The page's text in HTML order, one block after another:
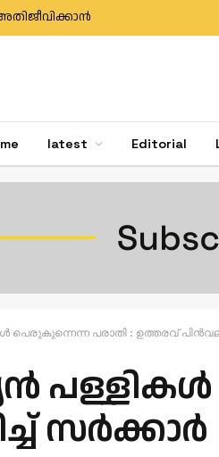
latest Editorial
പെരുകുന്നെന്ന പരാതി : ഉത്തരവ്
സർക്കാർ